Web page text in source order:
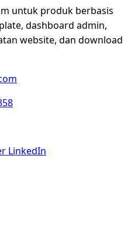
untuk produk berbasis
dashboard admin,
website, dan download
LinkedIn